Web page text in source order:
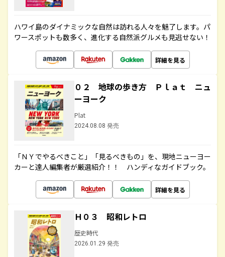
ハワイ島のダイナミックな自然は訪れる人々を魅了します。パ
ワースポットも数多く、進化する自然派グルメも見逃せない！
詳細を見る
０２ 地球の歩き方 Ｐｌａｔ ニュ
ーヨーク
Plat
2024.08.08 発売
「ＮＹでやるべきこと」「見るべきもの」を、現地ニューヨー
カーと達人編集者が厳選紹介！！ ハンディなガイドブック。
詳細を見る
Ｈ０３ 昭和レトロ
歴史時代
2026.01.29 発売